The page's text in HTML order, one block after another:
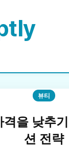
뷰티
격을 낮추
션 전략